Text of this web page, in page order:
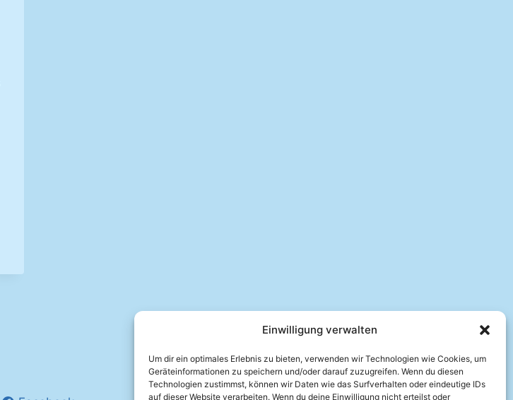
Einwilligung verwalten
Um dir ein optimales Erlebnis zu bieten, verwenden wir Technologien wie Cookies, um
Geräteinformationen zu speichern und/oder darauf zuzugreifen. Wenn du diesen
Technologien zustimmst, können wir Daten wie das Surfverhalten oder eindeutige IDs
auf dieser Website verarbeiten. Wenn du deine Einwilligung nicht erteilst oder